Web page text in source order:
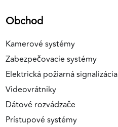
Obchod
Kamerové systémy
Zabezpečovacie systémy
Elektrická požiarná signalizácia
Videovrátniky
Dátové rozvádzače
Prístupové systémy